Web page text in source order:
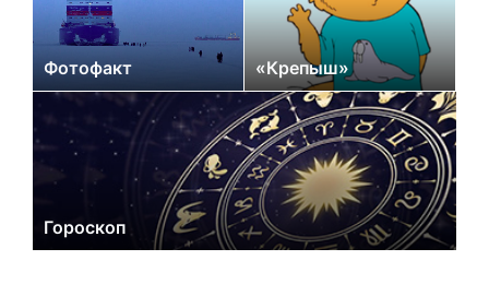
Фотофакт «Крепыш»
Гороскоп